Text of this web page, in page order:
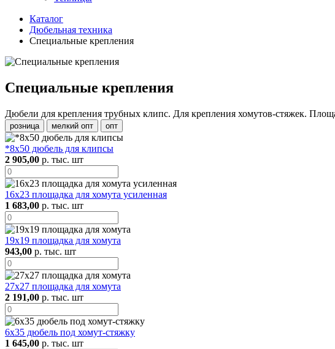
Каталог
Дюбельная техника
Специальные крепления
Специальные крепления
Дюбели для крепления трубных клипс. Для крепления хомутов-стяжек.
розница мелкий опт опт
*8х50 дюбель для клипсы
2 905,00 р. тыс. шт
16х23 площадка для хомута усиленная
1 683,00 р. тыс. шт
19х19 площадка для хомута
943,00 р. тыс. шт
27х27 площадка для хомута
2 191,00 р. тыс. шт
6х35 дюбель под хомут-стяжку
1 645,00 р. тыс. шт